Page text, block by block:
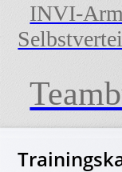
INVI-